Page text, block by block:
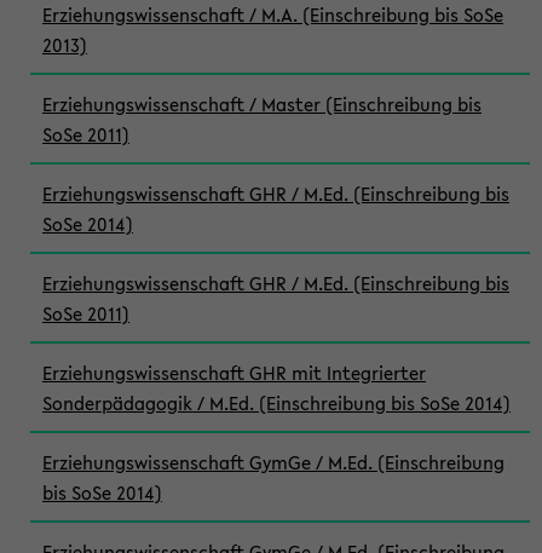
Erziehungswissenschaft / M.A. (Einschreibung bis SoSe
2013)
Erziehungswissenschaft / Master (Einschreibung bis
SoSe 2011)
Erziehungswissenschaft GHR / M.Ed. (Einschreibung bis
SoSe 2014)
Erziehungswissenschaft GHR / M.Ed. (Einschreibung bis
SoSe 2011)
Erziehungswissenschaft GHR mit Integrierter
Sonderpädagogik / M.Ed. (Einschreibung bis SoSe 2014)
Erziehungswissenschaft GymGe / M.Ed. (Einschreibung
bis SoSe 2014)